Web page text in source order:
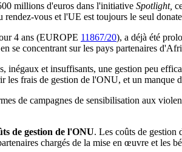
millions d'euros dans l'initiative Spotlight,
rendez-vous et l'UE est toujours le seul
4 ans (EUROPE 11867/20), a déjà été
se concentrant sur les pays partenaires
inégaux et insuffisants, une gestion peu
les frais de gestion de l'ONU, et un manque
de campagnes de sensibilisation aux
de gestion de l'ONU. Les coûts de gestion
chargés de la mise en œuvre et les